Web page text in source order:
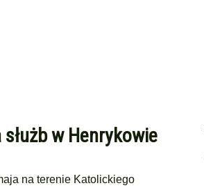
w Henrykowie
na terenie Katolickiego